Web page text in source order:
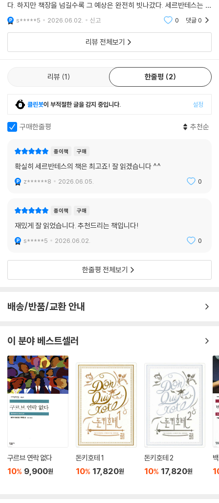
“나는 카스티야어로 소설을 쓴 최초의 사람입니다. 시중에 인쇄되어 나도
는 수많은 소설
은 거의 모두 다른 외국어에서 번역된 것들입니다. 하지만 이 『모범소설』
은 전적으로 내 창작물입니다. 어느 작품도 남의 것을 모방하거나 표절한
며, 이제 인쇄기의 손에서 잘 자라고 있습니다.” -서문 중에서
‘모범소설’이라는 제목은 이 작품들이 독자에게 유익한 본보기가 될 수 있
다는 작가의 자신감에서 비롯되었다. 하지만 여기서 말하는 모범은 단순한
을 거울처럼 비출 수 있는지에 대한 미학적 모범을 의미한다.
대표작「세비야의 건달들」은 세비야 지하 세계를 배경으로 건달들의 생생
꼬집으며 진실과 광기 사이의 아슬아슬한 경계를 탐구한다. 「질투심 많은
늙은이」는 병적인 의심과 통제가 불러온 비극적 희극을 통해 인간의 어리
석은 욕망을 날카롭게 해부하며, 작품집의 대미를 장식하는 「개들의 대화」
라보는 독창적인 서사 기법의 정수를 보여 준다.
이 네 작품은 인간 사회의 밑바닥부터 관념의 경계에 이르기까지 폭넓은
적 페르소나를 극명하게 드러낸다. 나아가 이는 단순히 이야기를 들려주는
야기는 로맨스와 추리, 풍자와 환상을 넘나들며 스페인 황금시대의 풍경을
다채로운 파노라마처럼 펼쳐낸다.
■근대 소설의 문법을 완성한 위대한 문학적 성취
세르반테스는 이 작품집을 통해 단순히 재미있는 이야기를 들려주는 것을
넘어 서술자와 청자의 관계, 현실과 허구의 경계를 탐구하는 근대적 소설
문법을 확립했다. 그는 인물들에게 생동감 넘치는 개성을 부여하고 구어체
적인 활력을 불어넣음으로써 당시의 전형적인 문학 관습을 혁신했다. 특히
작가는 머리말에서 이 소설들이 독자에게 해롭지 않은 오락이 되는 동시에
삶의 복잡한 진실을 일깨워 주는 지적 자극이 되기를 희망했다.
다. 하지만 책장을 넘길수록 그 예상은 완전히 빗나갔다. 세르반테스는 수
백 년 전 사람들의 이야기를 쓰고 있지만, 그 안에 담긴 욕망과 사랑, 질투
와 허영, 체면
s*****5 2026.06.02. 신고 0 댓글0
리뷰 전체보기
리뷰 1 한줄평 2
클린봇이 부적절한 글을 감지 중입니다. 설정
구매한줄평 추천순
종이책 구매
확실히 세르반테스의 책은 최고죠! 잘 읽겠습니다 ^^
z******8 2026.06.05. 0
종이책 구매
재밌게 잘 읽었습니다. 추천드리는 책입니다!
s*****5 2026.06.02. 0
한줄평 전체보기
배송/반품/교환 안내
이 분야 베스트셀러
구르브 연락 없다
10% 9,900원
돈키호테 1
10% 17,820원
돈키호테 2
10% 17,820원